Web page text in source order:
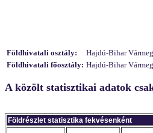
Földhivatali osztály:
Hajdú-Bihar
Földhivatali főosztály: Hajdú-Bihar
A közölt statisztikai adatok
Földrészlet statisztika fekvésenként